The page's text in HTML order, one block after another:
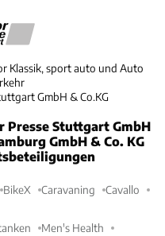
Klassik, sport auto und Auto
GmbH & Co.KG
Stuttgart GmbH
GmbH & Co. KG
BikeX Caravaning Cavallo
Men's Health